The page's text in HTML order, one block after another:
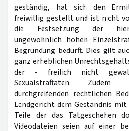
geständig, hat sich den
freiwillig gestellt und ist nicht
die Festsetzung der
ungewöhnlich hohen
Begründung bedurft. Dies gilt
ganz erheblichen
der - freilich nicht
Sexualstraftaten. Zudem
durchgreifenden rechtlichen
Landgericht dem Geständnis mit
Teile der das Tatgeschehen
Videodateien seien auf einer